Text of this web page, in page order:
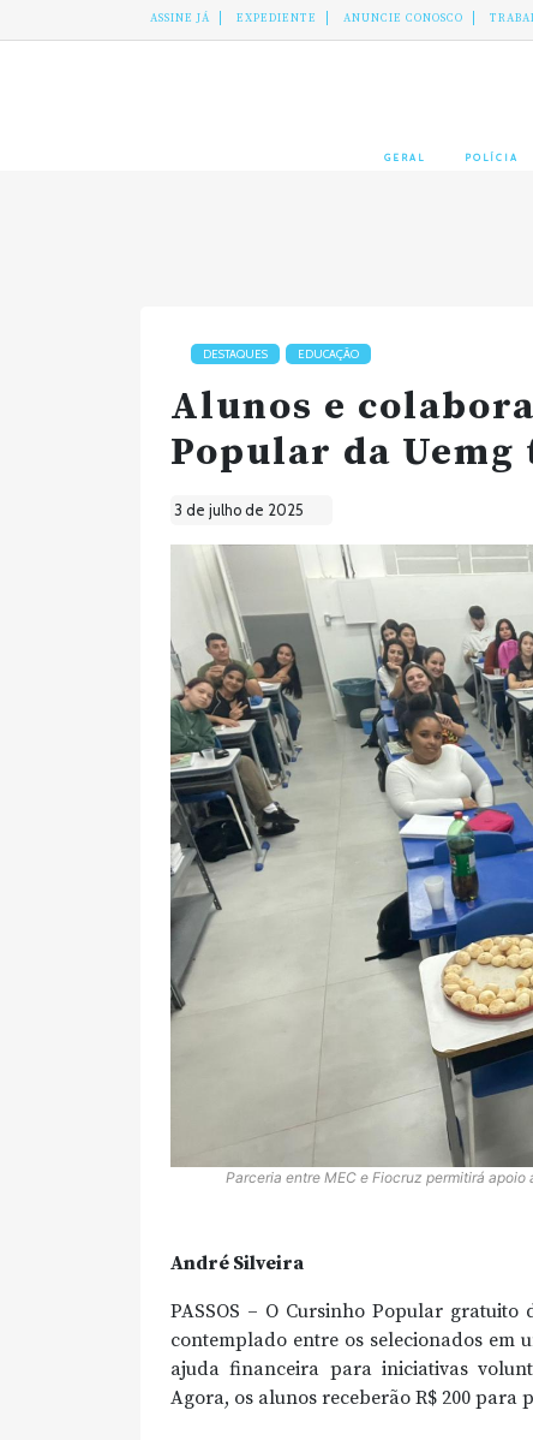
ASSINE JÁ EXPEDIENTE ANUNCIE CONOSCO
GERAL POLÍCIA
DESTAQUES EDUCAÇÃO
Alunos e
Popular da
3 de julho de 2025
Parceria entre MEC e Fiocruz permitirá
André Silveira
PASSOS – O Cursinho Popular
contemplado entre os selecionados em
ajuda financeira para iniciativas
Agora, os alunos receberão R$ 200 para